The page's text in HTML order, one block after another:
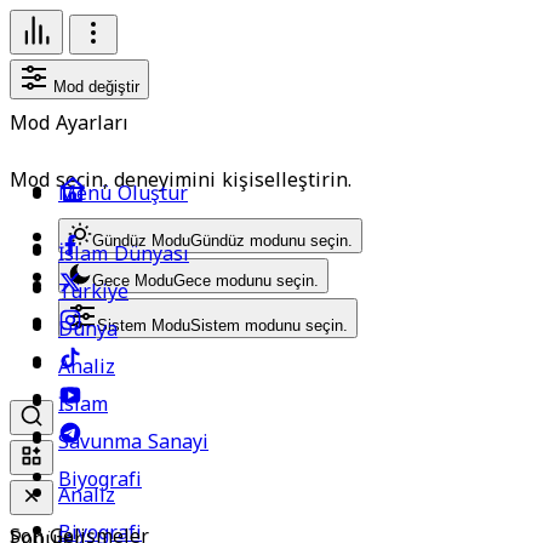
Mod değiştir
Mod Ayarları
Mod seçin, deneyimini kişiselleştirin.
Gündüz ModuGündüz modunu seçin.
Gece ModuGece modunu seçin.
Sistem ModuSistem modunu seçin.
Menü Oluştur
Analiz
Biyografi
İslam Dünyası
Türkiye
Dünya
Analiz
İslam
Savunma Sanayi
Biyografi